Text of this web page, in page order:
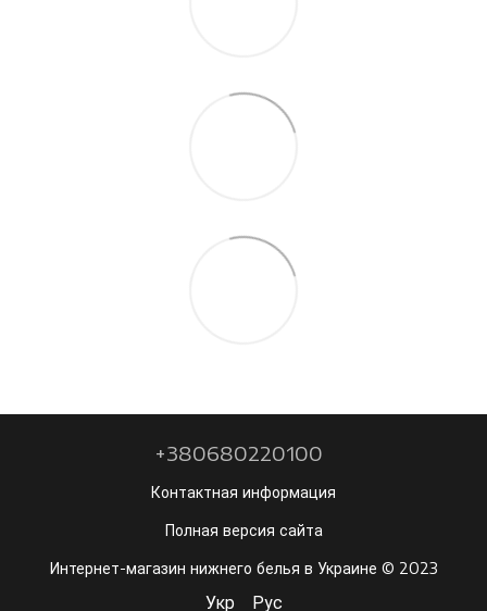
+380680220100
Контактная информация
Полная версия сайта
Интернет-магазин нижнего белья в Украине © 2023
Укр Рус